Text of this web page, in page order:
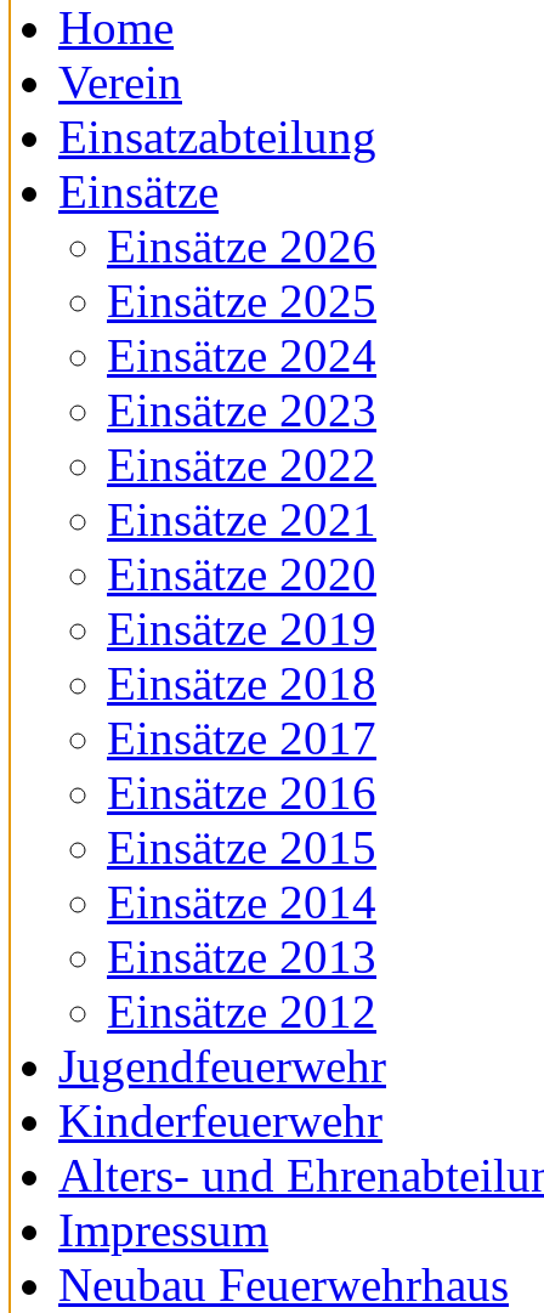
Home
Verein
Einsatzabteilung
Einsätze
Einsätze 2026
Einsätze 2025
Einsätze 2024
Einsätze 2023
Einsätze 2022
Einsätze 2021
Einsätze 2020
Einsätze 2019
Einsätze 2018
Einsätze 2017
Einsätze 2016
Einsätze 2015
Einsätze 2014
Einsätze 2013
Einsätze 2012
Jugendfeuerwehr
Kinderfeuerwehr
Alters- und
Impressum
Neubau Feuerwehrhaus